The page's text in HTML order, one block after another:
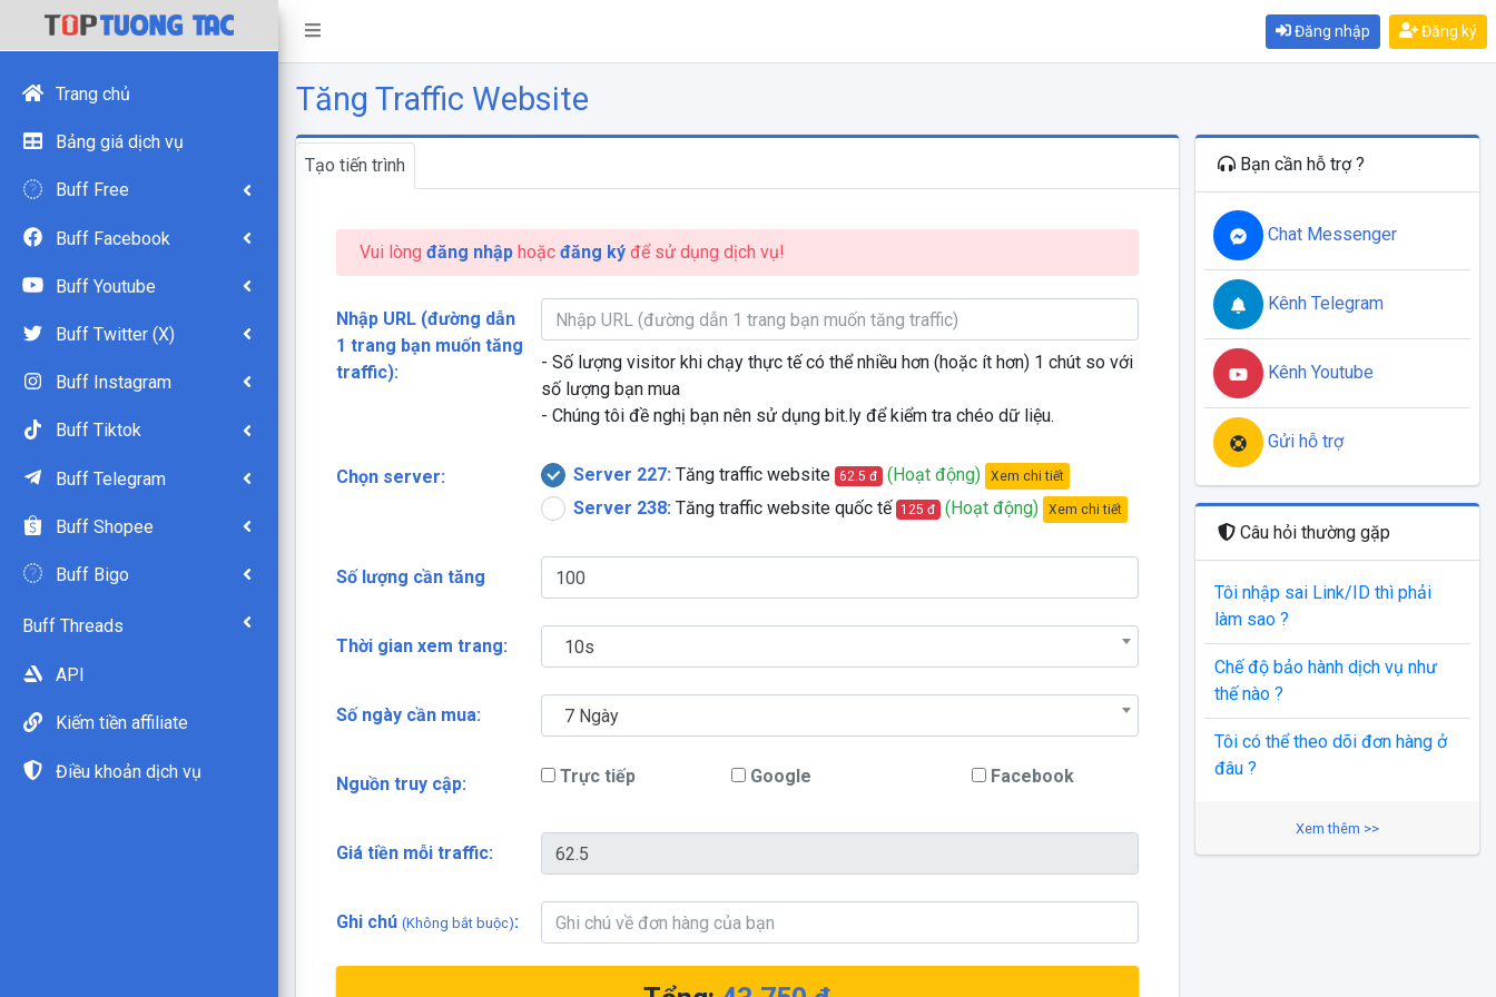
Đăng nhập Đăng ký
Trang chủ
Bảng giá dịch vụ
Buff Free
Buff Facebook
Buff Youtube
Buff Twitter (X)
Buff Instagram
Buff Tiktok
Buff Telegram
Buff Shopee
Buff Bigo
Buff Threads
API
Kiếm tiền affiliate
Điều khoản dịch vụ
Tăng Traffic Website
Tạo tiến trình
Vui lòng đăng nhậphoặc đăng kýđể sử dụng dịch vụ!
Nhập URL (đường dẫn
1 trang bạn muốn tăng
traffic):
- Số lượng visitor khi chạy thực tế có thể nhiều hơn (hoặc ít hơn) 1 chút so với
số lượng bạn mua
- Chúng tôi đề nghị bạn nên sử dụng bit.ly để kiểm tra chéo dữ liệu.
Chọn server: Server 227: Tăng traffic website 62.5 đ (Hoạt động) Xem chi tiết
Server 238: Tăng traffic website quốc tế 125 đ (Hoạt động) Xem chi tiết
Số lượng cần tăng
Thời gian xem trang: 10s
Số ngày cần mua: 7 Ngày
Nguồn truy cập: Trực tiếp Google Facebook
Giá tiền mỗi traffic:
Ghi chú (Không bắt buộc):
Bạn cần hỗ trợ ?
Chat Messenger
Kênh Telegram
Kênh Youtube
Gửi hỗ trợ
Câu hỏi thường gặp
Tôi nhập sai Link/ID thì phải
làm sao ?
Chế độ bảo hành dịch vụ như
thế nào ?
Tôi có thể theo dõi đơn hàng ở
đâu ?
Xem thêm >>